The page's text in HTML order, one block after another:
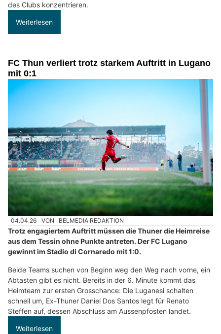
des Clubs konzentrieren.
Weiterlesen
FC Thun verliert trotz starkem Auftritt in Lugano
mit 0:1
04.04.26 VON BELMEDIA REDAKTION
Trotz engagiertem Auftritt müssen die Thuner die Heimreise
aus dem Tessin ohne Punkte antreten. Der FC Lugano
gewinnt im Stadio di Cornaredo mit 1:0.
Beide Teams suchen von Beginn weg den Weg nach vorne, ein
Abtasten gibt es nicht. Bereits in der 6. Minute kommt das
Heimteam zur ersten Grosschance: Die Luganesi schalten
schnell um, Ex-Thuner Daniel Dos Santos legt für Renato
Steffen auf, dessen Abschluss am Aussenpfosten landet.
Weiterlesen